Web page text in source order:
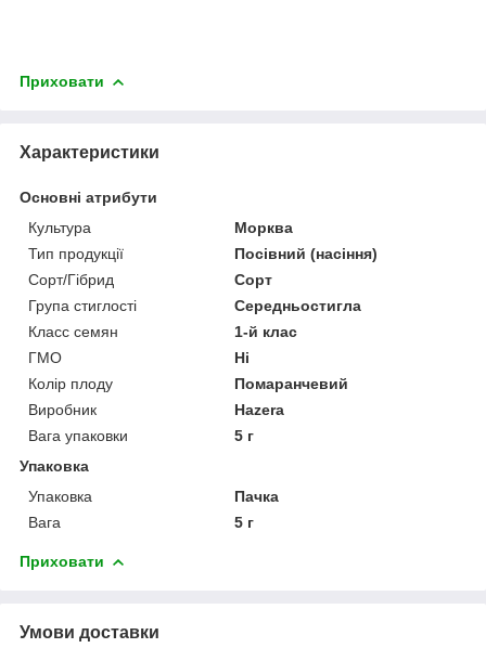
Приховати
Характеристики
Основні атрибути
Культура
Морква
Тип продукції
Посівний (насіння)
Сорт/Гібрид
Сорт
Група стиглості
Середньостигла
Класс семян
1-й клас
ГМО
Ні
Колір плоду
Помаранчевий
Виробник
Hazera
Вага упаковки
5 г
Упаковка
Упаковка
Пачка
Вага
5 г
Приховати
Умови доставки